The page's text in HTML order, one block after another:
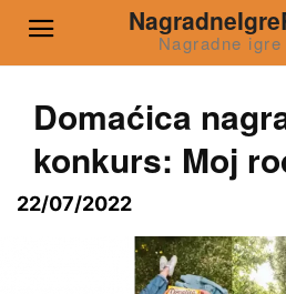
Nagradne
Domaćica
konkurs: Moj
22/07/2022